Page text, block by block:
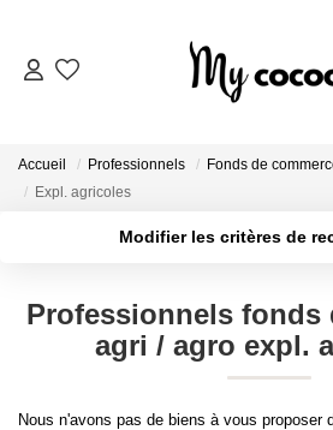
NOS
CHASSE
Accueil Professionnels Fonds de
Expl. agricoles
Modifier les critères de
Budget
Professionnels fonds
agri / agro expl.
Nous n'avons pas de biens à vous proposer